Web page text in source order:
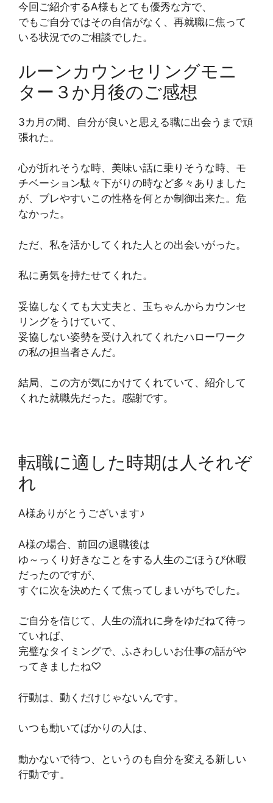
今回ご紹介するA様もとても優秀な方で、
でもご自分ではその自信がなく、再就職に焦って
いる状況でのご相談でした。
ルーンカウンセリングモニ
ター３か月後のご感想
3カ月の間、自分が良いと思える職に出会うまで頑
張れた。
心が折れそうな時、美味い話に乗りそうな時、モ
チベーション駄々下がりの時など多々ありました
が、ブレやすいこの性格を何とか制御出来た。危
なかった。
ただ、私を活かしてくれた人との出会いがった。
私に勇気を持たせてくれた。
妥協しなくても大丈夫と、玉ちゃんからカウンセ
リングをうけていて、
妥協しない姿勢を受け入れてくれたハローワーク
の私の担当者さんだ。
結局、この方が気にかけてくれていて、紹介して
くれた就職先だった。感謝です。
転職に適した時期は人それぞ
れ
A様ありがとうございます♪
A様の場合、前回の退職後は
ゆ～っくり好きなことをする人生のごほうび休暇
だったのですが、
すぐに次を決めたくて焦ってしまいがちでした。
ご自分を信じて、人生の流れに身をゆだねて待っ
ていれば、
完璧なタイミングで、ふさわしいお仕事の話がや
ってきましたね♡
行動は、動くだけじゃないんです。
いつも動いてばかりの人は、
動かないで待つ、というのも自分を変える新しい
行動です。